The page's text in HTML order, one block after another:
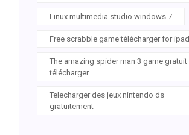
Linux multimedia studio windows 7
Free scrabble game télécharger for ipad
The amazing spider man 3 game gratuit
télécharger
Telecharger des jeux nintendo ds
gratuitement